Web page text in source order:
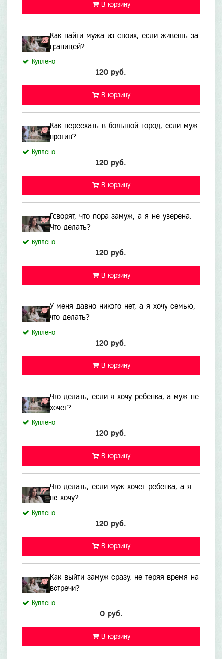
В корзину
Как найти мужа из своих, если живешь за
границей?
Куплено
120 руб.
В корзину
Как переехать в большой город, если муж
против?
Куплено
120 руб.
В корзину
Говорят, что пора замуж, а я не уверена.
Что делать?
Куплено
120 руб.
В корзину
У меня давно никого нет, а я хочу семью,
что делать?
Куплено
120 руб.
В корзину
Что делать, если я хочу ребенка, а муж не
хочет?
Куплено
120 руб.
В корзину
Что делать, если муж хочет ребенка, а я
не хочу?
Куплено
120 руб.
В корзину
Как выйти замуж сразу, не теряя время на
встречи?
Куплено
0 руб.
В корзину